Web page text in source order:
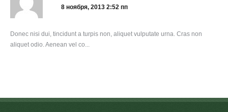
8 ноября, 2013 2:52 пп
Donec nisi dui, tincidunt a turpis non, aliquet vulputate urna. Cras non
aliquet odio. Aenean vel co...